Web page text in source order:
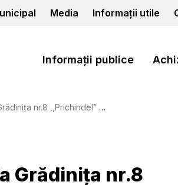
Media Informații utile
Informații publice
,,Prichindel” din orașul Cahul.
Grădinița nr.8